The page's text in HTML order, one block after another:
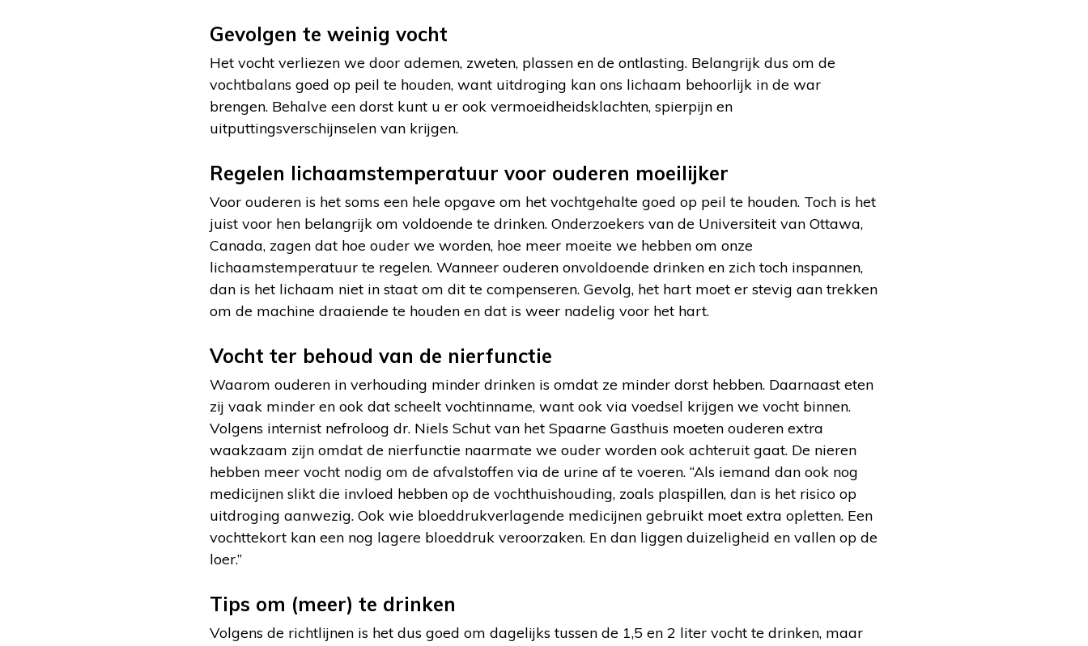
Gevolgen te weinig vocht
Het vocht verliezen we door ademen, zweten, plassen en de ontlasting. Belangrijk dus om de
vochtbalans goed op peil te houden, want uitdroging kan ons lichaam behoorlijk in de war
brengen. Behalve een dorst kunt u er ook vermoeidheidsklachten, spierpijn en
uitputtingsverschijnselen van krijgen.
Regelen lichaamstemperatuur voor ouderen moeilijker
Voor ouderen is het soms een hele opgave om het vochtgehalte goed op peil te houden. Toch is het
juist voor hen belangrijk om voldoende te drinken. Onderzoekers van de Universiteit van Ottawa,
Canada, zagen dat hoe ouder we worden, hoe meer moeite we hebben om onze
lichaamstemperatuur te regelen. Wanneer ouderen onvoldoende drinken en zich toch inspannen,
dan is het lichaam niet in staat om dit te compenseren. Gevolg, het hart moet er stevig aan trekken
om de machine draaiende te houden en dat is weer nadelig voor het hart.
Vocht ter behoud van de nierfunctie
Waarom ouderen in verhouding minder drinken is omdat ze minder dorst hebben. Daarnaast eten
zij vaak minder en ook dat scheelt vochtinname, want ook via voedsel krijgen we vocht binnen.
Volgens internist nefroloog dr. Niels Schut van het Spaarne Gasthuis moeten ouderen extra
waakzaam zijn omdat de nierfunctie naarmate we ouder worden ook achteruit gaat. De nieren
hebben meer vocht nodig om de afvalstoffen via de urine af te voeren. “Als iemand dan ook nog
medicijnen slikt die invloed hebben op de vochthuishouding, zoals plaspillen, dan is het risico op
uitdroging aanwezig. Ook wie bloeddrukverlagende medicijnen gebruikt moet extra opletten. Een
vochttekort kan een nog lagere bloeddruk veroorzaken. En dan liggen duizeligheid en vallen op de
loer.”
Tips om (meer) te drinken
Volgens de richtlijnen is het dus goed om dagelijks tussen de 1,5 en 2 liter vocht te drinken, maar